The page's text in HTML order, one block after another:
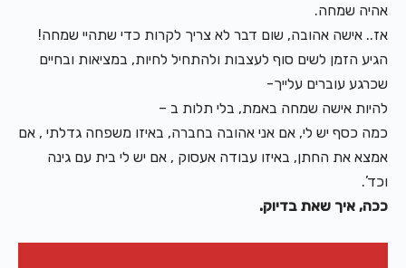
אהיה שמחה.
אז.. אישה אהובה, שום דבר לא צריך לקרות כדי שתהיי שמחה!
הגיע הזמן לשים סוף לעצבות ולהתחיל לחיות, במציאות ובחיים
שכרגע עוברים עלייך-
להיות אישה שמחה באמת, בלי תלות ב –
כמה כסף יש לי, אם אני אהובה בחברה, באיזו משפחה גדלתי , אם
אמצא את החתן, באיזו עבודה אעסוק , אם יש לי בית עם גינה
וכד’.
ככה, איך שאת בדיוק.